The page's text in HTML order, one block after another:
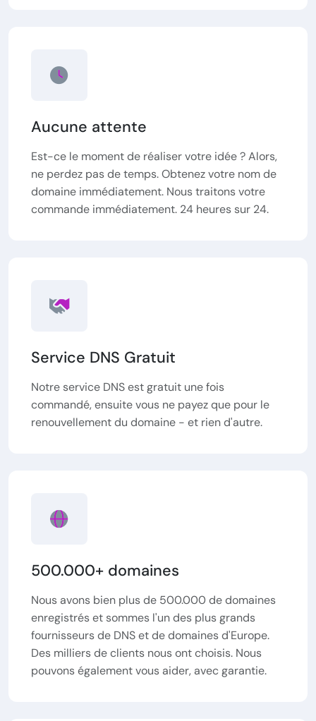
Aucune attente
Est-ce le moment de réaliser votre idée ? Alors,
ne perdez pas de temps. Obtenez votre nom de
domaine immédiatement. Nous traitons votre
commande immédiatement. 24 heures sur 24.
Service DNS Gratuit
Notre service DNS est gratuit une fois
commandé, ensuite vous ne payez que pour le
renouvellement du domaine - et rien d'autre.
500.000+ domaines
Nous avons bien plus de 500.000 de domaines
enregistrés et sommes l'un des plus grands
fournisseurs de DNS et de domaines d'Europe.
Des milliers de clients nous ont choisis. Nous
pouvons également vous aider, avec garantie.